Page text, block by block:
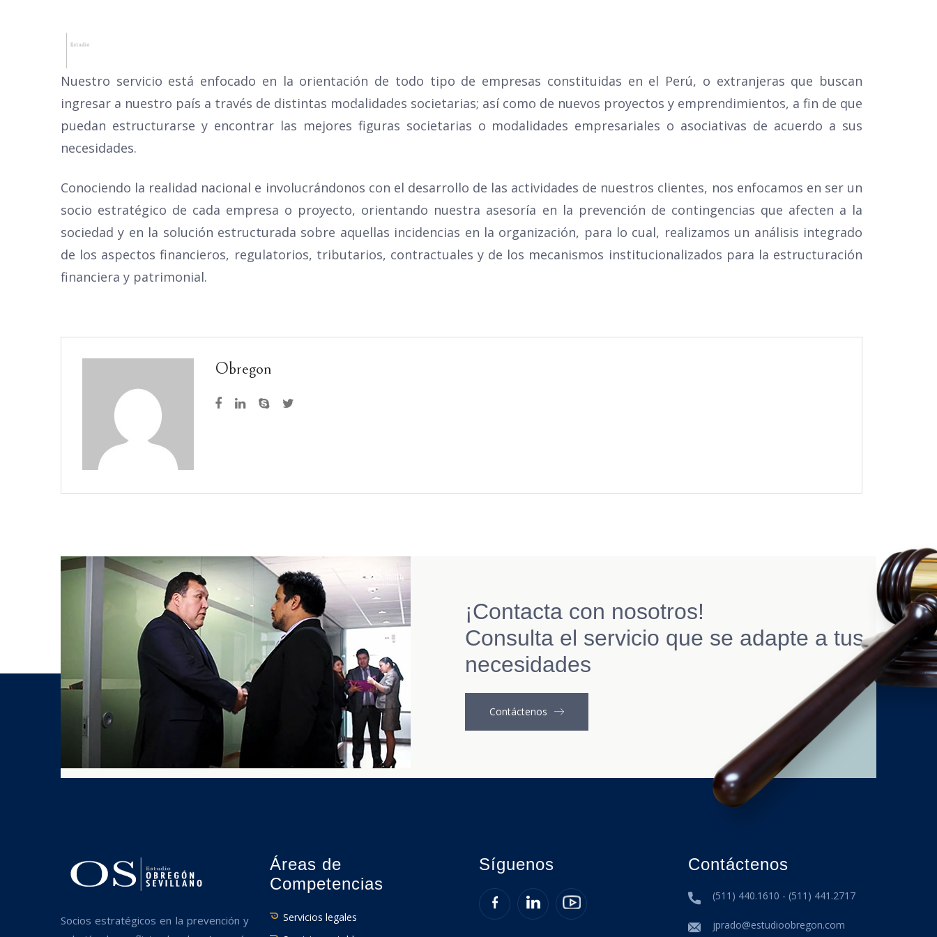
Inicio El estudio Nuestro equipo Áreas de competencia Clientes Noticias Boletines informativos Contáctenos
Nuestro servicio está enfocado en la orientación de todo tipo de empresas constituidas en el Perú, o extranjeras que buscan
ingresar a nuestro país a través de distintas modalidades societarias; así como de nuevos proyectos y emprendimientos, a fin de que
puedan estructurarse y encontrar las mejores figuras societarias o modalidades empresariales o asociativas de acuerdo a sus
necesidades.
Conociendo la realidad nacional e involucrándonos con el desarrollo de las actividades de nuestros clientes, nos enfocamos en ser un
socio estratégico de cada empresa o proyecto, orientando nuestra asesoría en la prevención de contingencias que afecten a la
sociedad y en la solución estructurada sobre aquellas incidencias en la organización, para lo cual, realizamos un análisis integrado
de los aspectos financieros, regulatorios, tributarios, contractuales y de los mecanismos institucionalizados para la estructuración
financiera y patrimonial.
Obregon
¡Contacta con nosotros!
Consulta el servicio que se adapte a tus
necesidades
Contáctenos
Socios estratégicos en la prevención y
Áreas de
Competencias
Servicios legales
Síguenos Contáctenos
(511) 440.1610 - (511) 441.2717
jprado@estudioobregon.com